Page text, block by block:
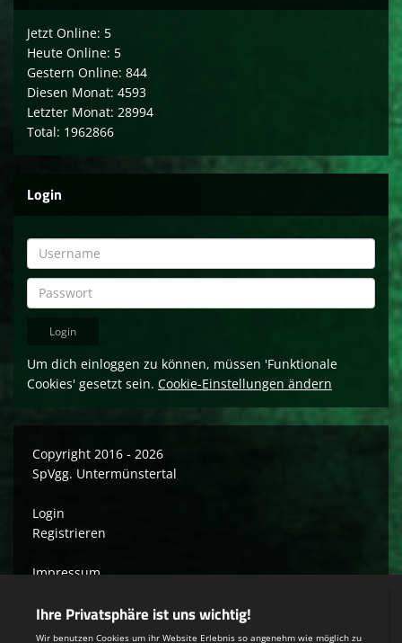
Jetzt Online: 5
Heute Online: 5
Gestern Online: 844
Diesen Monat: 4593
Letzter Monat: 28994
Total: 1962866
Login
Um dich einloggen zu können, müssen 'Funktionale
Cookies' gesetzt sein. Cookie-Einstellungen ändern
Copyright 2016 - 2026
SpVgg. Untermünstertal
Login
Registrieren
Impressum
Teamsports 2